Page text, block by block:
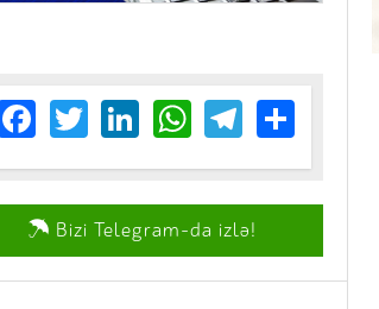
Facebook
TwitterLinkedIn
WhatsApp
Telegram
Share
Bizi Telegram-da izlə!